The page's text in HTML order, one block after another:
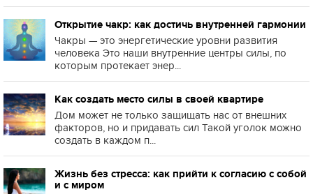
Открытие чакр: как достичь внутренней гармонии
Чакры — это энергетические уровни развития
человека Это наши внутренние центры силы, по
которым протекает энер...
Как создать место силы в своей квартире
Дом может не только защищать нас от внешних
факторов, но и придавать сил Такой уголок можно
создать в каждом п...
Жизнь без стресса: как прийти к согласию с собой
и с миром